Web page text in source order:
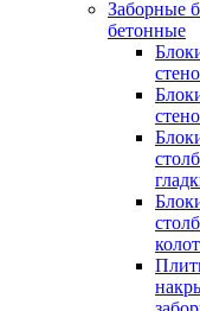
Заборные
бетонные